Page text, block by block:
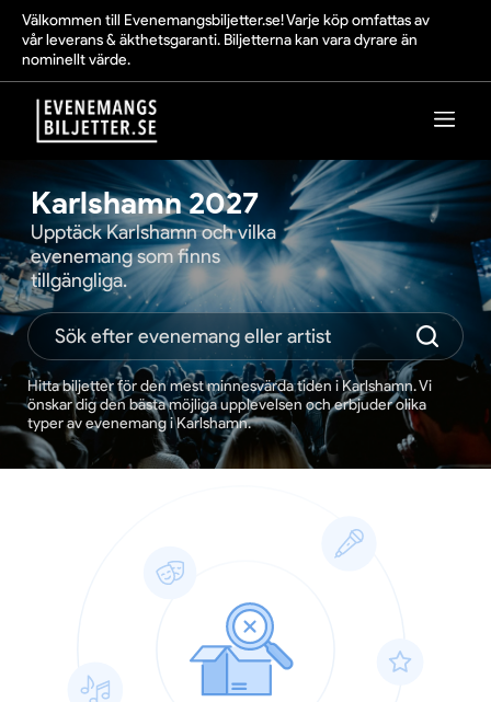
Välkommen till Evenemangsbiljetter.se! Varje köp omfattas av
vår leverans & äkthetsgaranti. Biljetterna kan vara dyrare än
nominellt värde.
Karlshamn 2027
Upptäck Karlshamn och vilka
evenemang som finns
tillgängliga.
Hitta biljetter för den mest minnesvärda tiden i Karlshamn. Vi
önskar dig den bästa möjliga upplevelsen och erbjuder olika
typer av evenemang i Karlshamn.